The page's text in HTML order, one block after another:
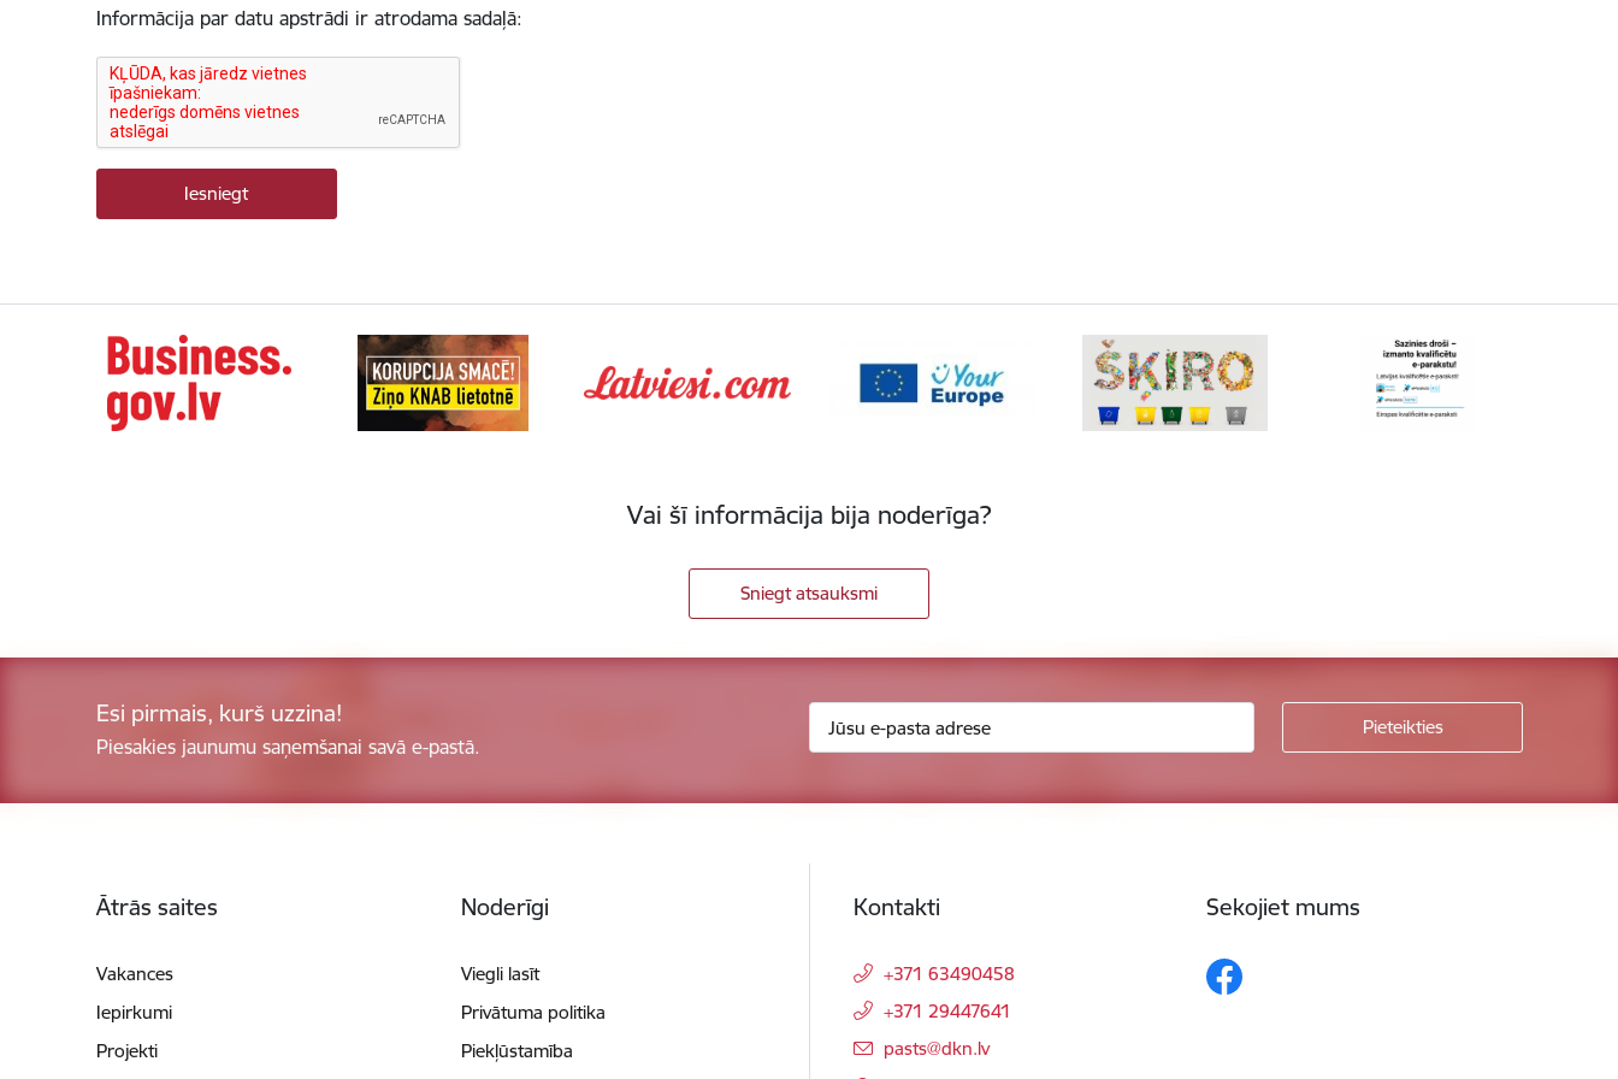
Informācija par datu apstrādi ir atrodama sadaļā:
Vai šī informācija bija noderīga?
Sniegt atsauksmi
Esi pirmais, kurš uzzina!
Piesakies jaunumu saņemšanai savā e-pastā.
Ātrās saites
Vakances
Iepirkumi
Projekti
Noderīgi
Viegli lasīt
Privātuma politika
Piekļūstamība
Kontakti
+371 63490458
+371 29447641
E-pasts:
pasts@dkn.lv
Sekojiet mums